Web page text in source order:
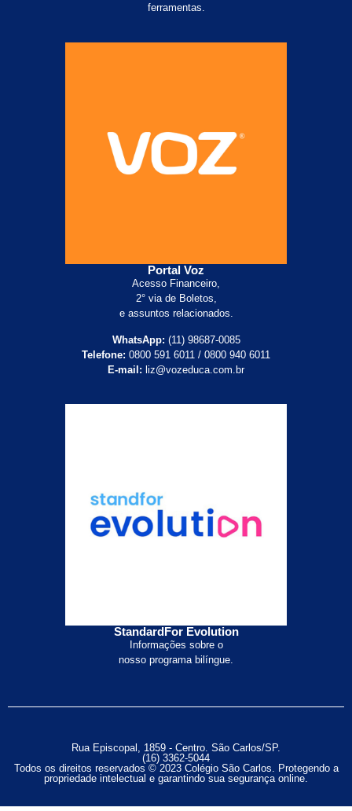
ferramentas.
Portal Voz
Acesso Financeiro,
2° via de Boletos,
e assuntos relacionados.
WhatsApp: (11) 98687-0085
Telefone: 0800 591 6011 / 0800 940 6011
E-mail: liz@vozeduca.com.br
StandardFor Evolution
Informações sobre o
nosso programa bilíngue.
Rua Episcopal, 1859 - Centro. São Carlos/SP.
(16) 3362-5044
Todos os direitos reservados © 2023 Colégio São Carlos. Protegendo a
propriedade intelectual e garantindo sua segurança online.